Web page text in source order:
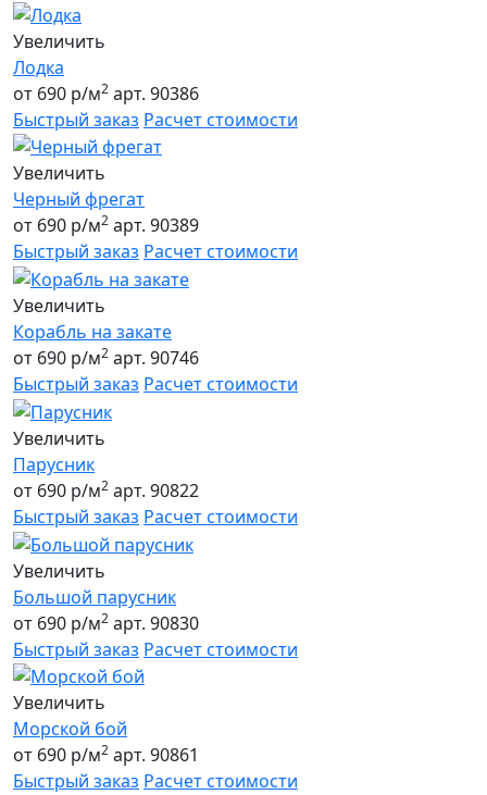
Увеличить
Лодка
от 690 р/м2 арт. 90386
Быстрый заказ Расчет стоимости
Увеличить
Черный фрегат
от 690 р/м2 арт. 90389
Быстрый заказ Расчет стоимости
Увеличить
Корабль на закате
от 690 р/м2 арт. 90746
Быстрый заказ Расчет стоимости
Увеличить
Парусник
от 690 р/м2 арт. 90822
Быстрый заказ Расчет стоимости
Увеличить
Большой парусник
от 690 р/м2 арт. 90830
Быстрый заказ Расчет стоимости
Увеличить
Морской бой
от 690 р/м2 арт. 90861
Быстрый заказ Расчет стоимости